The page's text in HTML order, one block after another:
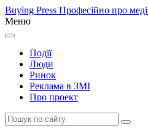
Buying Press Професійно про
Меню
Події
Люди
Ринок
Реклама в ЗМІ
Про проект